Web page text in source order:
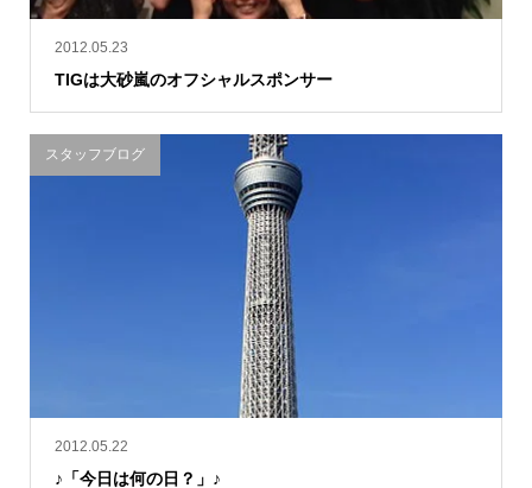
2012.05.23
TIGは大砂嵐のオフシャルスポンサー
2012.05.22
♪「今日は何の日？」♪
スタッフブログ